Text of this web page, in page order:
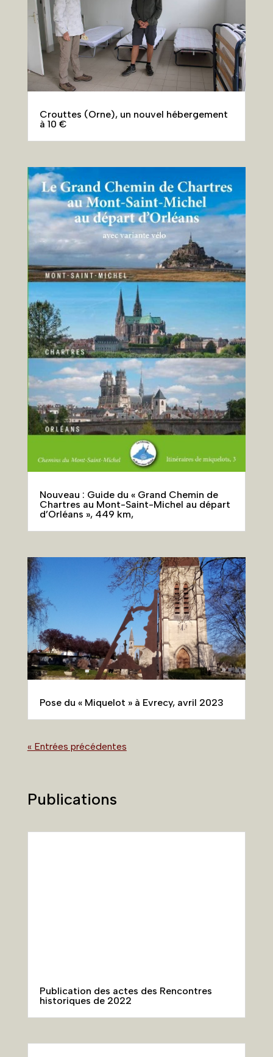
Crouttes (Orne), un nouvel hébergement
à 10 €
Nouveau : Guide du « Grand Chemin de
Chartres au Mont-Saint-Michel au départ
d’Orléans », 449 km,
Pose du « Miquelot » à Evrecy, avril 2023
« Entrées précédentes
Publications
Publication des actes des Rencontres
historiques de 2022